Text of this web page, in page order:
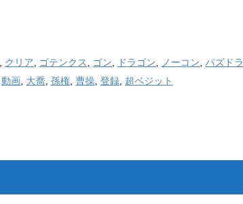
クリア ゴテンクス ゴン ドラゴン ノーコン パズドラ
動画 大喬 孫権 曹操 登録 超ベジット